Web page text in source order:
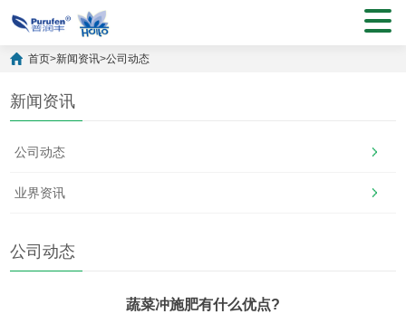
首页>新闻资讯>公司动态
新闻资讯
公司动态
业界资讯
公司动态
蔬菜冲施肥有什么优点?